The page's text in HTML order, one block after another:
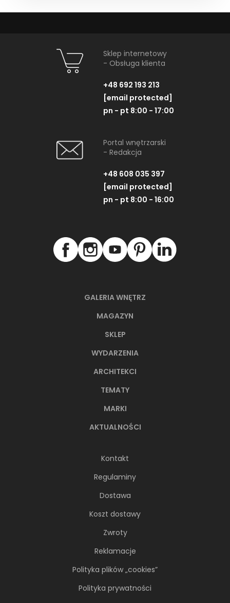
GALERIA WNĘTRZ
MAGAZYN
SKLEP
WYDARZENIA
ARCHITEKCI
TEMATY
MARKI
AKTUALNOŚCI
Kontakt
Regulaminy
Dostawa
Koszt dostawy
Zwroty
Reklamacje
Polityka plików „cookies”
Polityka prywatności
Sklep internetowy
- Obsługa klienta
+48 692 193 213
[email protected]
pn - pt 8:00 - 17:00
Portal wnętrzarski
- Redakcja
+48 608 035 397
[email protected]
pn - pt 8:00 - 16:00